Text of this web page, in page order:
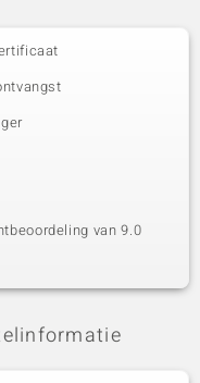
van 9.0